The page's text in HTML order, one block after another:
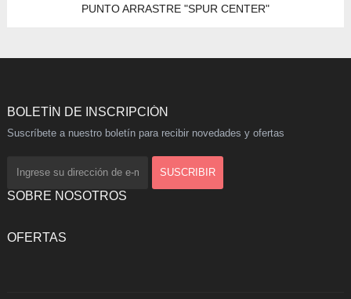
PUNTO ARRASTRE "SPUR CENTER"
BOLETÍN DE INSCRIPCIÓN
Suscríbete a nuestro boletín para recibir novedades y ofertas
SOBRE NOSOTROS
OFERTAS